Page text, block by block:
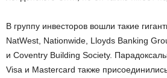
В группу инвесторов вошли такие
NatWest, Nationwide, Lloyds Banking
и Coventry Building Society.
Visa и Mastercard также